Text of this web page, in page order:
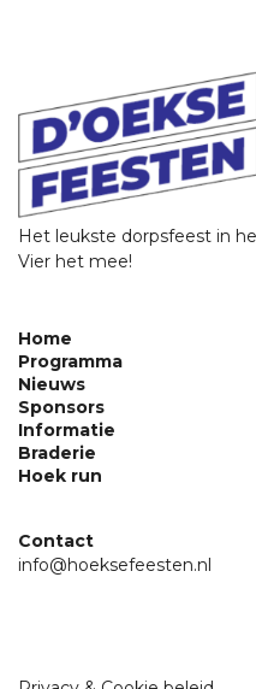
Het leukste dorpsfeest in
Vier het mee!
Home
Programma
Nieuws
Sponsors
Informatie
Braderie
Hoek run
Contact
info@hoeksefeesten.nl